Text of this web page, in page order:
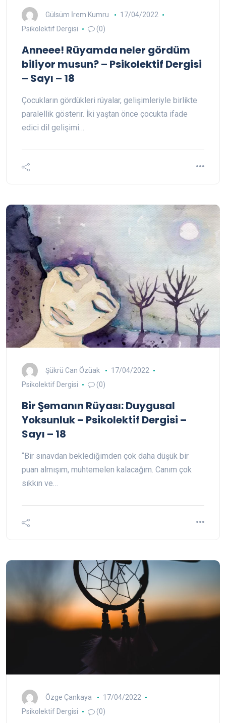
Gülsüm İrem Kumru
17/04/2022
Psikolektif Dergisi
(0)
Anneee! Rüyamda neler gördüm
biliyor musun? – Psikolektif Dergisi
– Sayı – 18
Çocukların gördükleri rüyalar, gelişimleriyle birlikte
paralellik gösterir. İki yaştan önce çocukta ifade
edici dil gelişimi…
Şükrü Can Özüak
17/04/2022
Psikolektif Dergisi
(0)
Bir Şemanın Rüyası: Duygusal
Yoksunluk – Psikolektif Dergisi –
Sayı – 18
“Bir sınavdan beklediğimden çok daha düşük bir
puan almışım, muhtemelen kalacağım. Canım çok
sıkkın ve…
Özge Çankaya
17/04/2022
Psikolektif Dergisi
(0)